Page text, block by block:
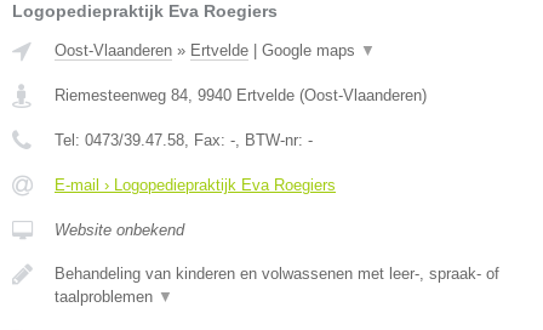
Logopediepraktijk Eva Roegiers
Oost-Vlaanderen » Ertvelde Google maps ▼
Riemesteenweg 84, 9940 Ertvelde (Oost-Vlaanderen)
Tel: 0473/39.47.58, Fax: -, BTW-nr: -
E-mail › Logopediepraktijk Eva Roegiers
Website onbekend
Behandeling van kinderen en volwassenen met leer-, spraak- of
taalproblemen ▼